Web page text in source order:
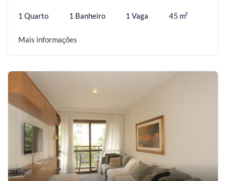
1 Quarto 1 Banheiro 1 Vaga 45 m²
Mais informações